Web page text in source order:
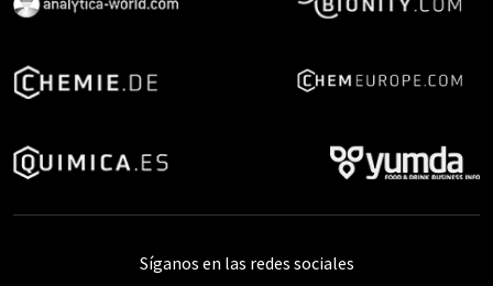
Síganos en las redes sociales